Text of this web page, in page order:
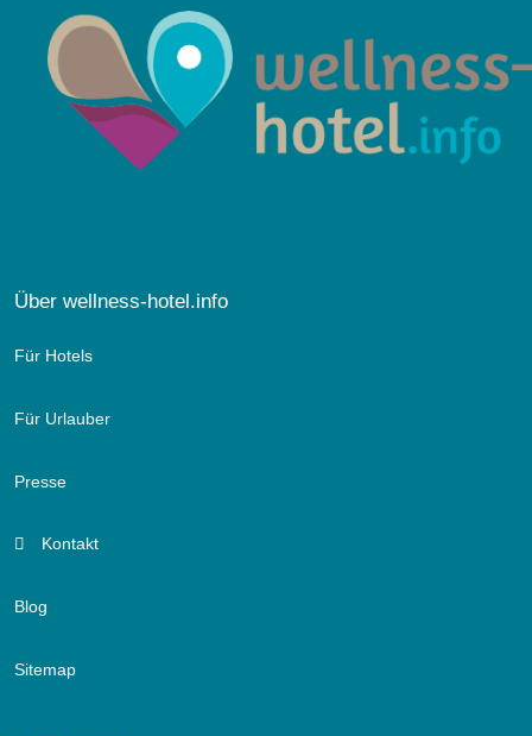
Über wellness-hotel.info
Für Hotels
Für Urlauber
Presse
Kontakt
Blog
Sitemap